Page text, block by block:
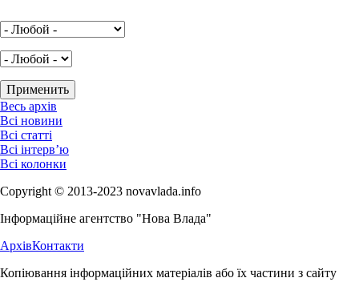
Весь архів
Всі новини
Всі статті
Всі інтерв’ю
Всі колонки
Copyright © 2013-2023 novavlada.info
Інформаційне агентство "Нова Влада"
АрхівКонтакти
Копіювання інформаційних матеріалів або їх частини з сайту